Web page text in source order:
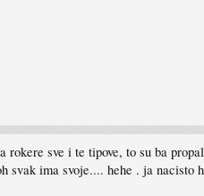
rokere sve i te tipove, to su ba
svak ima svoje.... hehe . ja nacisto